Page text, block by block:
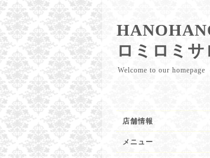
ロミロミサ
Welcome to our homepage
店舗情報
メニュー